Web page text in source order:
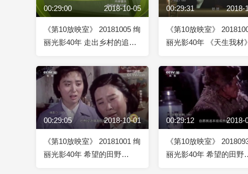
00:29:00 2018-10-05
《第10放映室》 20181005 绚
丽光影40年 走出乡村的追梦
00:29:31 2018-
《第10放映室》
丽光影40年 《天生我材》
00:29:05 2018-10-01
《第10放映室》 20181001 绚
丽光影40年 希望的田野
00:29:12 2018-
《第10放映室》
丽光影40年 希望的田野